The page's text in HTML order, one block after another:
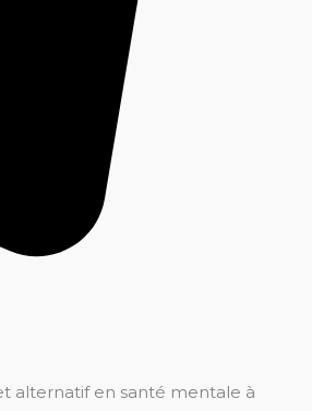
alternatif en santé mentale à